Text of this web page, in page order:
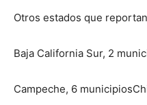
Otros estados que
Baja California Sur, 2
Campeche, 6